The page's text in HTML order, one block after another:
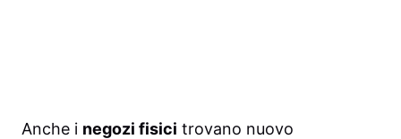
Anche i negozi fisici trovano nuovo